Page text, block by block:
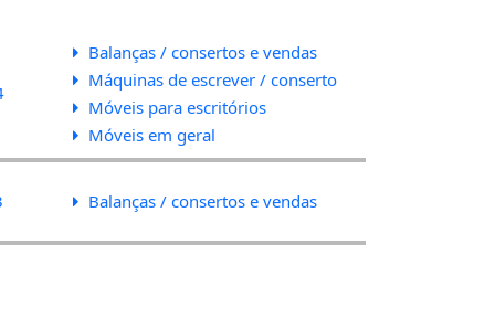
Balanças / consertos e vendas
Máquinas de escrever / conserto
Móveis para escritórios
Móveis em geral
Balanças / consertos e vendas